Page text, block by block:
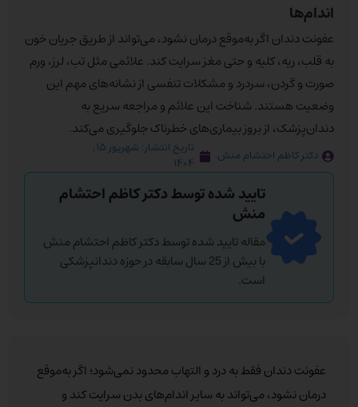
اندام‌ها
عفونت دندان اگر به‌موقع درمان نشود، می‌تواند از طریق جریان خون
به قلب، ریه، کلیه و حتی مغز سرایت کند. علائمی مثل تب، لرز، ورم
صورت و گردن، سردرد و مشکلات تنفسی از نشانه‌های مهم این
وضعیت هستند. شناخت این علائم و مراجعه سریع به
دندان‌پزشک، از بروز بیماری‌های خطرناک جلوگیری می‌کند.
دکتر کاظم احتشام منش تاریخ انتشار:
شهریور ۱۵,
۱۴۰۴
تایید شده توسط دکتر کاظم احتشام
منش
مقاله تایید شده توسط دکتر کاظم احتشام منش
با بیش از 25 سال سابقه در حوزه دندانپزشکی
است.
عفونت دندان فقط به درد و التهاب محدود نمی‌شود؛ اگر به‌موقع
درمان نشود، می‌تواند به سایر اندام‌های بدن سرایت کند و